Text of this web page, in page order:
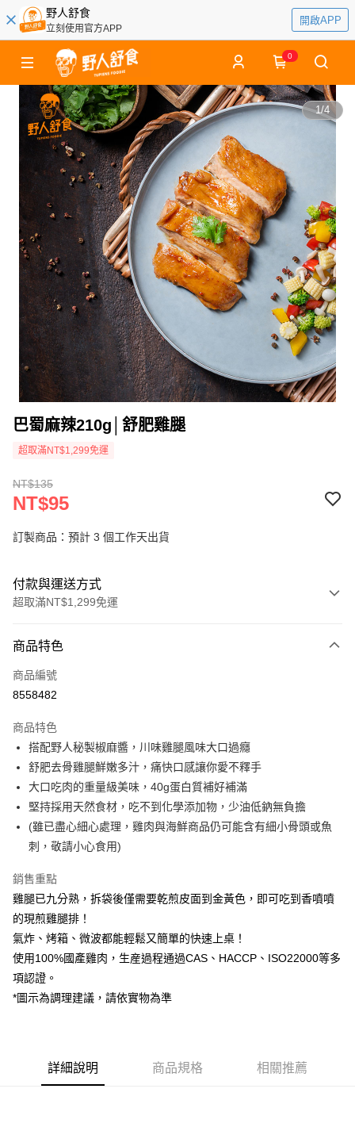
野人舒食
立刻使用官方APP
開啟APP
0
1/4
巴蜀麻辣210g│舒肥雞腿
超取滿NT$1,299免運
NT$135
NT$95
訂製商品：預計 3 個工作天出貨
付款與運送方式
超取滿NT$1,299免運
信用卡一次付款
信用卡分期付款
合作金庫商業銀行
華南商業銀行
彰化商業銀行
上海商業儲蓄銀行
台北富邦商業銀行
國泰世華商業銀行
兆豐國際商業銀行
臺灣中小企業銀行
台中商業銀行
匯豐（台灣）商業銀行
華泰商業銀行
聯邦商業銀行
遠東國際商業銀行
元大商業銀行
台新國際商業銀行
台灣樂天信用卡公司
LINE Pay
Apple Pay
街口支付
Google Pay
大哥付你分期
相關說明
【大哥付你分期使用說明】
1.本服務由台灣大哥大提供，台灣大哥大用戶可立即使用無須另外申請。
2.付款方式選擇「大哥付你分期」，訂單成立後會自動跳轉到大哥付的交易
流程，驗證手機門號後，選擇欲分期的期數、繳款截止日，確認付款後即完
成交易。
3.實際核准額度、可分期數及費用金額請依後續交易確認頁面所載為準。
1.分期款項不併入電信帳單，「大哥付你分期」於每月結算日後寄送繳費提
AFTEE先享後付
相關說明
【關於「AFTEE先享後付」】
便利好安心！
【「AFTEE先享後付」結帳流程】
１．於結帳方式選擇「AFTEE先享後付」後，將跳轉至「AFTEE先享後付」
ATM付款
商品特色
商品編號
8558482
商品特色
搭配野人秘製椒麻醬，川味雞腿風味大口過癮
舒肥去骨雞腿鮮嫩多汁，痛快口感讓你愛不釋手
大口吃肉的重量級美味，40g蛋白質補好補滿
堅持採用天然食材，吃不到化學添加物，少油低鈉無負擔
(雖已盡心細心處理，雞肉與海鮮商品仍可能含有細小骨頭或魚
刺，敬請小心食用)
銷售重點
雞腿已九分熟，拆袋後僅需要乾煎皮面到金黃色，即可吃到香噴噴
的現煎雞腿排！
氣炸、烤箱、微波都能輕鬆又簡單的快速上桌！
使用100%國產雞肉，生産過程通過CAS、HACCP、ISO22000等多
項認證。
*圖示為調理建議，請依實物為準
詳細說明 商品規格 相關推薦